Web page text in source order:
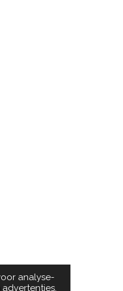
analyse-